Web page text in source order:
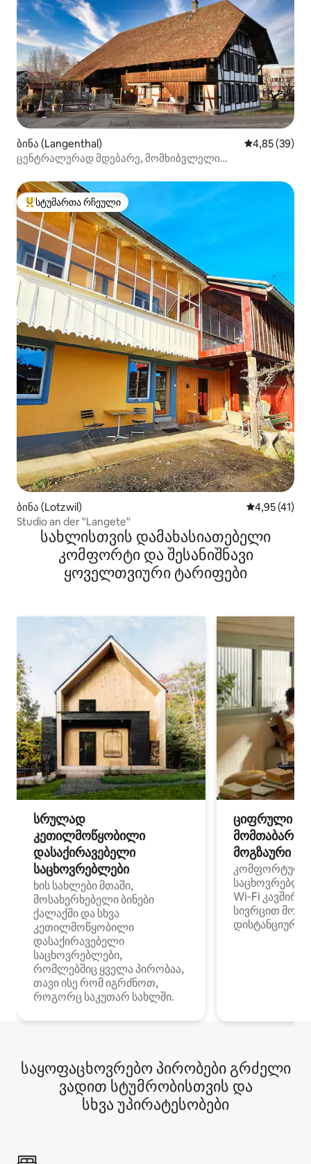
ბინა (Langenthal) საშუალო
4,85 (39)
ცენტრალურად მდებარე, მომხიბვლელი
სტუმართა რჩეული მოწინავე ვარიანტი
სტუმართა რჩეული
ბინა (Lotzwil) საშუალო
4,95 (41)
Studio an der "Langete"
სახლისთვის დამახასიათებელი
კომფორტი და შესანიშნავი
ყოველთვიური ტარიფები
სრულად
კეთილმოწყობილი
დასაქირავებელი
საცხოვრებლები
ხის სახლები მთაში,
მოსახერხებელი ბინები
ქალაქში და სხვა
კეთილმოწყობილი
დასაქირავებელი
საცხოვრებლები,
რომლებშიც ყველა პირობაა,
თავი ისე რომ იგრძნოთ,
როგორც საკუთარ სახლში.
ციფრული
მოგზაური
კომფორტული
Wi‑Fi
სივრცით
დისტანციური
საყოფაცხოვრებო პირობები გრძელი
ვადით სტუმრობისთვის და
სხვა უპირატესობები